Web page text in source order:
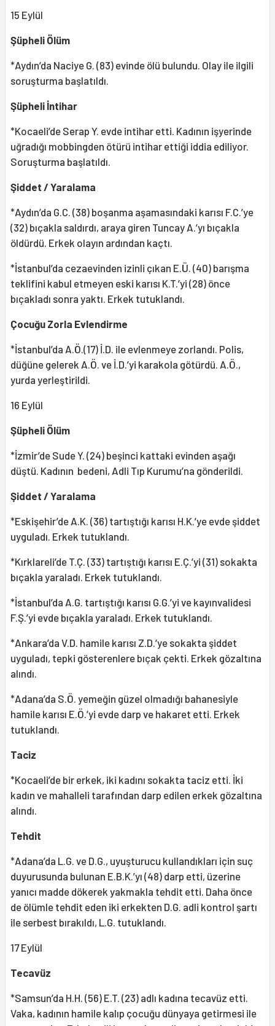
15 Eylül
Şüpheli Ölüm
*Aydın’da Naciye G. (83) evinde ölü bulundu. Olay ile ilgili
soruşturma başlatıldı.
Şüpheli İntihar
*Kocaeli’de Serap Y. evde intihar etti. Kadının işyerinde
uğradığı mobbingden ötürü intihar ettiği iddia ediliyor.
Soruşturma başlatıldı.
Şiddet / Yaralama
*Aydın’da G.C. (38) boşanma aşamasındaki karısı F.C.’ye
(32) bıçakla saldırdı, araya giren Tuncay A.’yı bıçakla
öldürdü. Erkek olayın ardından kaçtı.
*İstanbul’da cezaevinden izinli çıkan E.Ü. (40) barışma
teklifini kabul etmeyen eski karısı K.T.’yi (28) önce
bıçakladı sonra yaktı. Erkek tutuklandı.
Çocuğu Zorla Evlendirme
*İstanbul’da A.Ö.(17) İ.D. ile evlenmeye zorlandı. Polis,
düğüne gelerek A.Ö. ve İ.D.’yi karakola götürdü. A.Ö.,
yurda yerleştirildi.
16 Eylül
Şüpheli Ölüm
*İzmir’de Sude Y. (24) beşinci kattaki evinden aşağı
düştü. Kadının bedeni, Adli Tıp Kurumu’na gönderildi.
Şiddet / Yaralama
*Eskişehir’de A.K. (36) tartıştığı karısı H.K.’ye evde şiddet
uyguladı. Erkek tutuklandı.
*Kırklareli’de T.Ç. (33) tartıştığı karısı E.Ç.’yi (31) sokakta
bıçakla yaraladı. Erkek tutuklandı.
*İstanbul’da A.G. tartıştığı karısı G.G.’yi ve kayınvalidesi
F.Ş.’yi evde bıçakla yaraladı. Erkek tutuklandı.
*Ankara’da V.D. hamile karısı Z.D.’ye sokakta şiddet
uyguladı, tepki gösterenlere bıçak çekti. Erkek gözaltına
alındı.
*Adana’da S.Ö. yemeğin güzel olmadığı bahanesiyle
hamile karısı E.Ö.’yi evde darp ve hakaret etti. Erkek
tutuklandı.
Taciz
*Kocaeli’de bir erkek, iki kadını sokakta taciz etti. İki
kadın ve mahalleli tarafından darp edilen erkek gözaltına
alındı.
Tehdit
*Adana’da L.G. ve D.G., uyuşturucu kullandıkları için suç
duyurusunda bulunan E.B.K.’yı (48) darp etti, üzerine
yanıcı madde dökerek yakmakla tehdit etti. Daha önce
de ölümle tehdit eden iki erkekten D.G. adli kontrol şartı
ile serbest bırakıldı, L.G. tutuklandı.
17 Eylül
Tecavüz
*Samsun’da H.H. (56) E.T. (23) adlı kadına tecavüz etti.
Vaka, kadının hamile kalıp çocuğu dünyaya getirmesi ile